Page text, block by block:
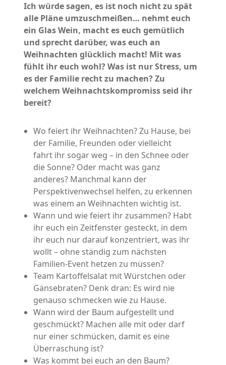
Ich würde sagen, es ist noch nicht zu spät
alle Pläne umzuschmeißen… nehmt euch
ein Glas Wein, macht es euch gemütlich
und sprecht darüber, was euch an
Weihnachten glücklich macht! Mit was
fühlt ihr euch wohl? Was ist nur Stress, um
es der Familie recht zu machen?Zu
welchem Weihnachtskompromiss seid ihr
bereit?
Wo feiert ihr Weihnachten? Zu Hause, bei
der Familie, Freunden oder vielleicht
fahrt ihr sogar weg – in den Schnee oder
die Sonne? Oder macht was ganz
anderes? Manchmal kann der
Perspektivenwechsel helfen, zu erkennen
was einem an Weihnachten wichtig ist.
Wann und wie feiert ihr zusammen? Habt
ihr euch ein Zeitfenster gesteckt, in dem
ihr euch nur darauf konzentriert, was ihr
wollt – ohne ständig zum nächsten
Familien-Event hetzen zu müssen?
Team Kartoffelsalat mit Würstchen oder
Gänsebraten? Denk dran: Es wird nie
genauso schmecken wie zu Hause.
Wann wird der Baum aufgestellt und
geschmückt? Machen alle mit oder darf
nur einer schmücken, damit es eine
Überraschung ist?
Was kommt bei euch an den Baum?